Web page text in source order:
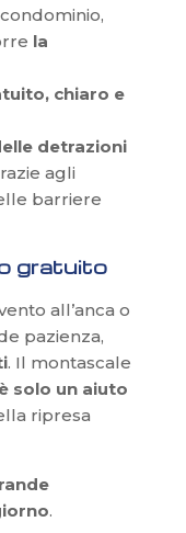
la
chiaro e
detrazioni
agli
barriere
gratuito
all’anca o
pazienza,
. Il montascale
solo un aiuto
ripresa
.